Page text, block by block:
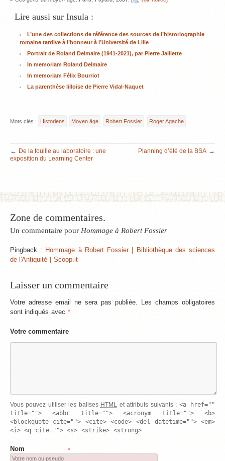
Lire aussi sur Insula :
L’une des collections de référence des sources de l’historiographie
romaine tardive à l’honneur à l’Université de Lille
Portrait de Roland Delmaire (1941-2021), par Pierre Jaillette
In memoriam Roland Delmaire
In memoriam Félix Bourriot
La parenthèse lilloise de Pierre Vidal-Naquet
Mots clés : Historiens Moyen âge Robert Fossier Roger Agache
←
De la fouille au laboratoire : une
exposition du Learning Center
Planning d’été de la BSA →
Zone de commentaires.
Un commentaire pour Hommage à Robert Fossier
Pingback : Hommage à Robert Fossier | Bibliothèque des sciences
de l'Antiquité | Scoop.it
Laisser un commentaire
Votre adresse email ne sera pas publiée. Les champs obligatoires
sont indiqués avec *
Votre commentaire
Vous pouvez utiliser les balises HTML et attributs suivants : <a href=""
title=""> <abbr title=""> <acronym title=""> <b>
<blockquote cite=""> <cite> <code> <del datetime=""> <em>
<i> <q cite=""> <s> <strike> <strong>
Nom *